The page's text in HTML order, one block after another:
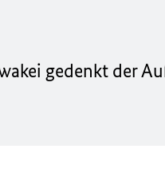
gedenkt der